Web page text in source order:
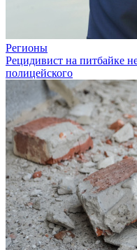
Регионы
Рецидивист на питбайке
полицейского